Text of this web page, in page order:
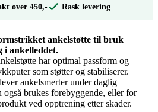
over 450,- Rask levering
ankelstøtte til bruk
i ankelleddet.
har optimal passform og
som støtter og stabiliserer.
ankelsmerter under daglig
brukes forebyggende, eller for
ved opptrening etter skader.